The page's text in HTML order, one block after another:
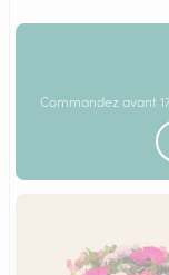
Commandez avant